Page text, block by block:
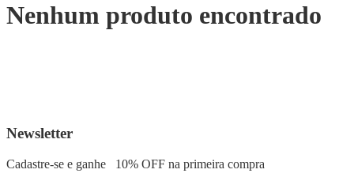
Nenhum produto encontrado
Newsletter
Cadastre-se e ganhe 10% OFF na primeira compra